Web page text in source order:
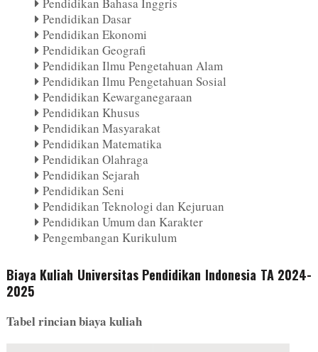
Pendidikan Dasar
Pendidikan Ekonomi
Pendidikan Geografi
Pendidikan Ilmu Pengetahuan Alam
Pendidikan Ilmu Pengetahuan Sosial
Pendidikan Kewarganegaraan
Pendidikan Khusus
Pendidikan Masyarakat
Pendidikan Matematika
Pendidikan Olahraga
Pendidikan Sejarah
Pendidikan Seni
Pendidikan Teknologi dan Kejuruan
Pendidikan Umum dan Karakter
Pengembangan Kurikulum
Biaya Kuliah Universitas Pendidikan Indonesia TA 2024-
2025
Tabel rincian biaya kuliah